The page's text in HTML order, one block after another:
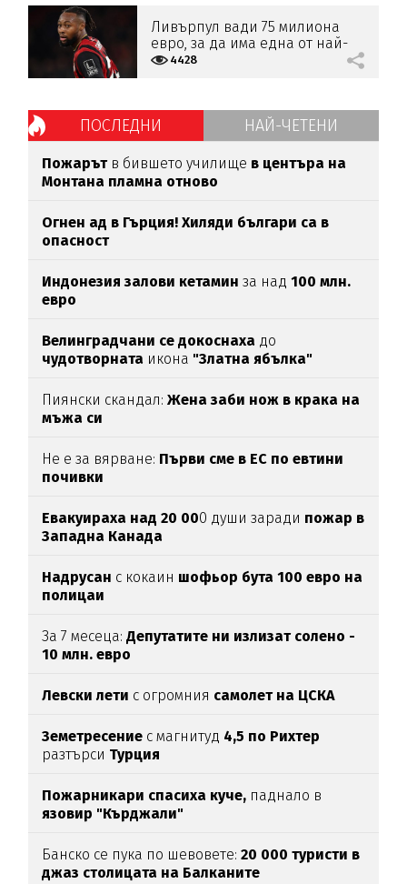
Ливърпул вади 75 милиона
евро, за да има една от най-
големите звезди
4428
ПОСЛЕДНИ НАЙ-ЧЕТЕНИ
Пожарът в бившето училище в центъра на
Монтана пламна отново
Огнен ад в Гърция! Хиляди българи са в
опасност
Индонезия залови кетамин за над100 млн.
евро
Велинградчани се докоснаха до
чудотворната икона "Златна ябълка"
Пиянски скандал:Жена заби нож в крака на
мъжа си
Не е за вярване: Първи сме в ЕС по евтини
почивки
Евакуираха над 20 000 души заради пожар в
Западна Канада
Надрусан с кокаин шофьор бута 100 евро на
полицаи
За 7 месеца: Депутатите ни излизат солено -
10 млн. евро
Левски лети с огромния самолет на ЦСКА
Земетресение с магнитуд 4,5 по Рихтер
разтърси Турция
Пожарникари спасиха куче, паднало в
язовир "Кърджали"
Банско се пука по шевовете:20 000 туристи в
джаз столицата на Балканите